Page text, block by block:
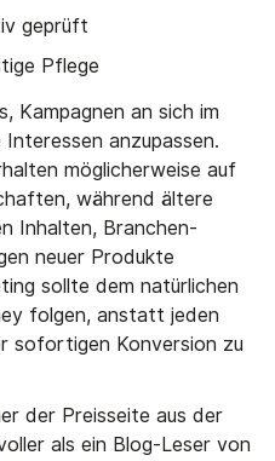
geprüft
Pflege
Kampagnen an sich im
anzupassen.
möglicherweise auf
während ältere
Inhalten, Branchen-
neuer Produkte
sollte dem natürlichen
folgen, anstatt jeden
sofortigen Konversion zu
der Preisseite aus der
als ein Blog-Leser von